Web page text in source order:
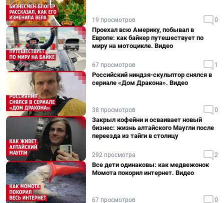
19 просмотров 0
Проехал всю Америку, побывал в
Европе: как байкер путешествует по
миру на мотоцикле. Видео
67 просмотров 1
Российский ниндзя-скульптор снялся в
сериале «Дом Дракона». Видео
38 просмотров 0
Закрыл кофейни и осваивает новый
бизнес: жизнь алтайского Маугли после
переезда из тайги в столицу
292 просмотра 2
Все дети одинаковы: как медвежонок
Момота покорил интернет. Видео
67 просмотров 0